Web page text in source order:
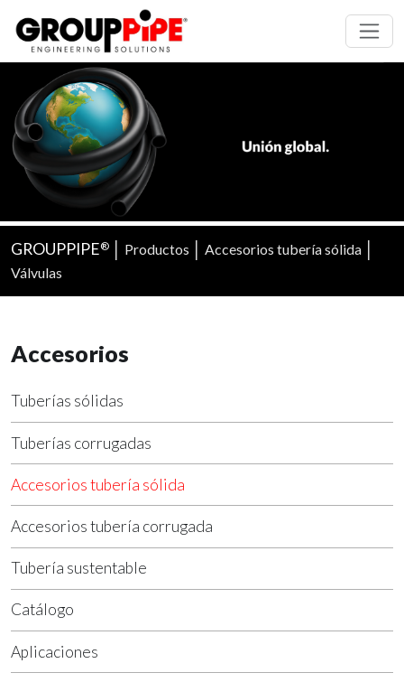
GROUPPIPE® Productos Accesorios tubería sólida
Válvulas
Accesorios
Tuberías sólidas
Tuberías corrugadas
Accesorios tubería sólida
Accesorios tubería corrugada
Tubería sustentable
Catálogo
Aplicaciones